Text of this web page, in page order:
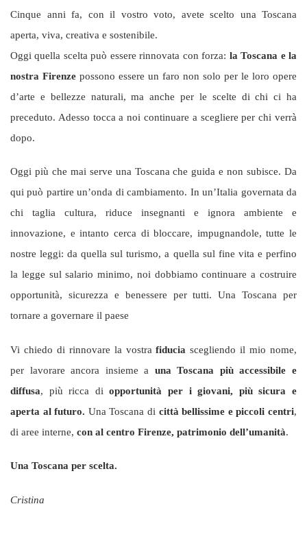
Cinque anni fa, con il vostro voto, avete scelto una Toscana
aperta, viva, creativa e sostenibile.
Oggi quella scelta può essere rinnovata con forza: la Toscana e la
nostra Firenze possono essere un faro non solo per le loro opere
d’arte e bellezze naturali, ma anche per le scelte di chi ci ha
preceduto. Adesso tocca a noi continuare a scegliere per chi verrà
dopo.
Oggi più che mai serve una Toscana che guida e non subisce. Da
qui può partire un’onda di cambiamento. In un’Italia governata da
chi taglia cultura, riduce insegnanti e ignora ambiente e
innovazione, e intanto cerca di bloccare, impugnandole, tutte le
nostre leggi: da quella sul turismo, a quella sul fine vita e perfino
la legge sul salario minimo, noi dobbiamo continuare a costruire
opportunità, sicurezza e benessere per tutti. Una Toscana per
tornare a governare il paese
Vi chiedo di rinnovare la vostrafiduciascegliendo il mio nome,
per lavorare ancora insieme a una Toscana più accessibile e
diffusa, più ricca diopportunità per i giovani, più sicura e
aperta al futuro. Una Toscana di città bellissime e piccoli centri,
di aree interne, con al centro Firenze, patrimonio dell’umanità.
Una Toscana per scelta.
Cristina